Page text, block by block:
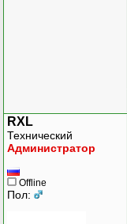
RXL
Технический
Администратор
Offline
Пол: